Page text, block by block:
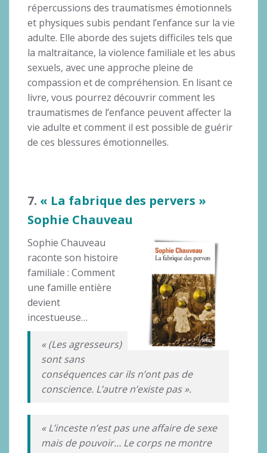
répercussions des traumatismes émotionnels
et physiques subis pendant l’enfance sur la vie
adulte. Elle aborde des sujets difficiles tels que
la maltraitance, la violence familiale et les abus
sexuels, avec une approche pleine de
compassion et de compréhension. En lisant ce
livre, vous pourrez découvrir comment les
traumatismes de l’enfance peuvent affecter la
vie adulte et comment il est possible de guérir
de ces blessures émotionnelles.
7. « La fabrique des pervers »
Sophie Chauveau
Sophie Chauveau
raconte son histoire
familiale : Comment
une famille entière
devient
incestueuse…
« (Les agresseurs)
sont sans
conséquences car ils n’ont pas de
conscience. L’autre n’existe pas ».
« L’inceste n’est pas une affaire de sexe
mais de pouvoir… Le corps ne montre